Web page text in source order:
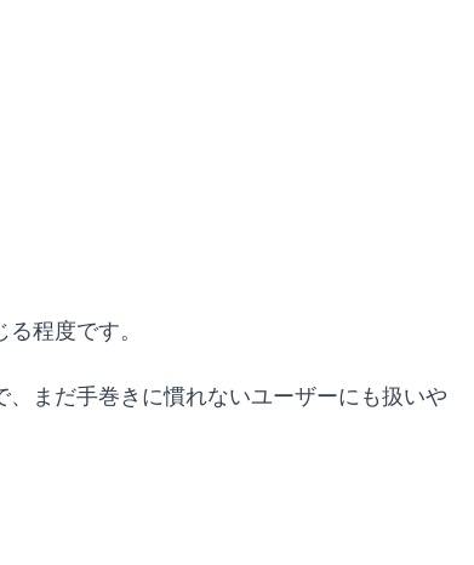
程度です。
まだ手巻きに慣れないユーザーにも扱いや